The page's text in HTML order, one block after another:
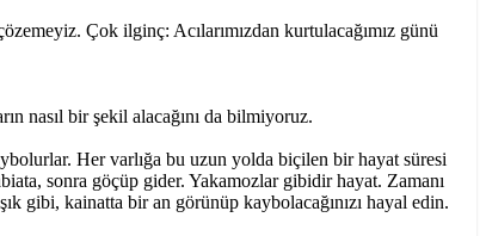
Çok ilginç: Acılarımızdan kurtulacağımız günü
nasıl bir şekil alacağını da bilmiyoruz.
Her varlığa bu uzun yolda biçilen bir hayat süresi
sonra göçüp gider. Yakamozlar gibidir hayat. Zamanı
gibi, kainatta bir an görünüp kaybolacağınızı hayal edin.